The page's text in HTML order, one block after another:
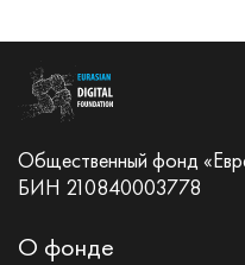
Общественный фонд
БИН 210840003778
О фонде